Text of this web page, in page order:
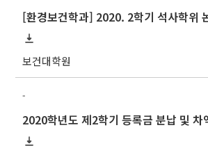
[환경보건학과] 2020. 2학기 석사학위
보건대학원
-